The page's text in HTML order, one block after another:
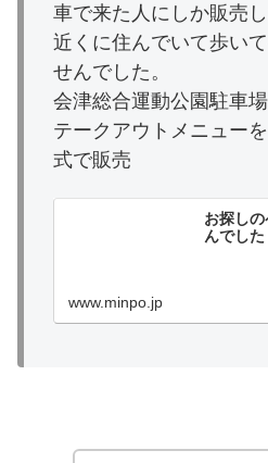
車で来た人にしか販売
近くに住んでいて歩い
せんでした。
会津総合運動公園駐車
テークアウトメニュー
式で販売
お探し
んでした
www.minpo.jp